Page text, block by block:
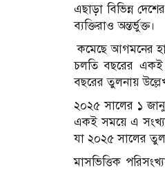
এছাড়া বিভিন্ন
ব্যক্তিরাও অন্তর্ভুক্ত।
কমেছে আগমনের
চলতি বছরের একই
বছরের তুলনায়
২০২৫ সালের ১
একই সময়ে এ
যা ২০২৫ সালের
মাসভিত্তিক